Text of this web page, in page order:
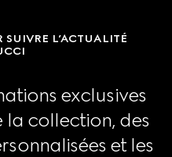
L’ACTUALITÉ
exclusives
la collection, des
et les